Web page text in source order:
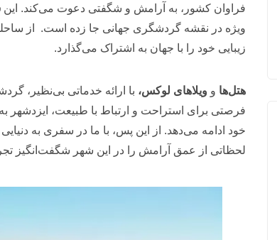
فراوان کشور، به آرامش و شگفتی دعوت می‌کند. این
ویژه در نقشه گردشگری جهانی جا زده است. از
زیبایی‌ خود را با جهان به اشتراک می‌گذارد.
هتل‌ها و ویلاهای لوکس، با ارائه خدماتی بی‌نظیر،
فرصتی برای استراحت و ارتباط با طبیعت، ایزدشهر
خود ادامه می‌دهد. از این پس، با ما در سفری به دنیایی
لحظاتی از عمق آرامش را در این شهر شگفت‌انگیز